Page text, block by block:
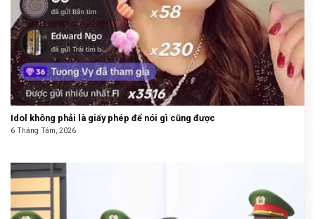
Idol không phải là giấy phép để nói gì cũng được
6 Tháng Tám, 2026